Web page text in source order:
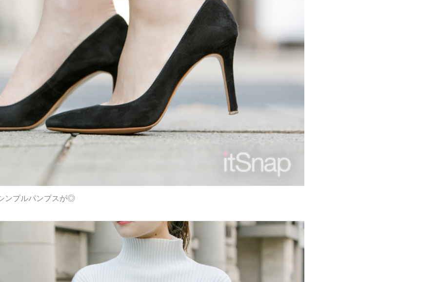
ンプルパンプスが◎